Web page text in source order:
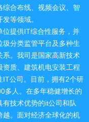
合布线、视频会议、智
等领域。
提供IT综合性服务，并
分类监管平台及多种生
系。我司是国家高新技术
质、建筑机电安装工程
IT公司。目前，拥有2个研
多人。在多年稳健增长的
技术优势的it公司和队
。面对经济全球化的机